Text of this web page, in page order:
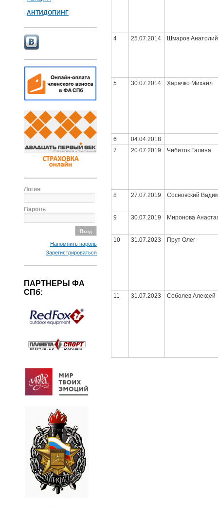
АНТИДОПИНГ
Логин
Пароль
Напомнить пароль
Зарегистрироваться
ПАРТНЕРЫ ФА
СПб:
4 25.07.2014 Шмаров Анатолий
5 30.07.2014 Харачко Михаил
6
04.04.2018
7
20.07.2019 Чибиток Галина
8 27.07.2019 Сосновский
9 30.07.2019 Миронова
10 31.07.2023 Прут Олег
11 31.07.2023 Соболев Алексей